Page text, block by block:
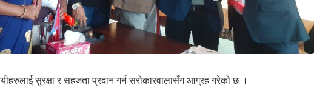
सुरक्षा र सहजता प्रदान गर्न सरोकारवालासँग आग्रह गरेको छ ।